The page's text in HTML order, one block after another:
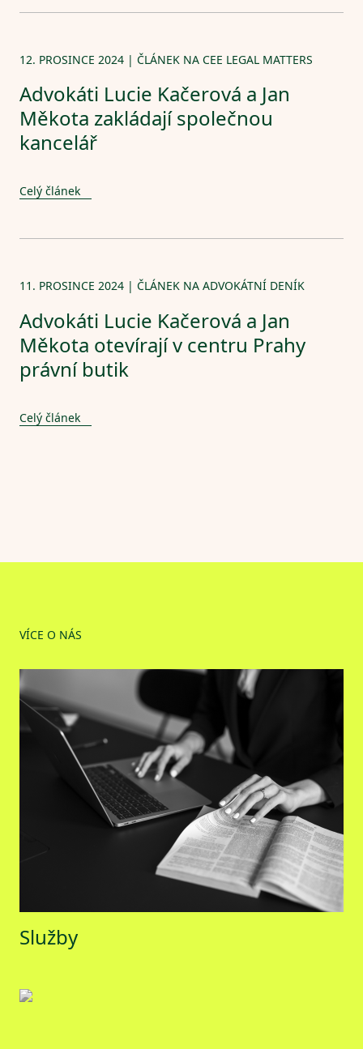
12. PROSINCE 2024 | ČLÁNEK NA CEE LEGAL MATTERS
Advokáti Lucie Kačerová a Jan
Měkota zakládají společnou
kancelář
Celý článek
11. PROSINCE 2024 | ČLÁNEK NA ADVOKÁTNÍ DENÍK
Advokáti Lucie Kačerová a Jan
Měkota otevírají v centru Prahy
právní butik
Celý článek
VÍCE O NÁS
Služby